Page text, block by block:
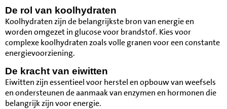
De rol van koolhydraten
Koolhydraten zijn de belangrijkste bron van energie en
worden omgezet in glucose voor brandstof. Kies voor
complexe koolhydraten zoals volle granen voor een constante
energievoorziening.
De kracht van eiwitten
Eiwitten zijn essentieel voor herstel en opbouw van weefsels
en ondersteunen de aanmaak van enzymen en hormonen die
belangrijk zijn voor energie.